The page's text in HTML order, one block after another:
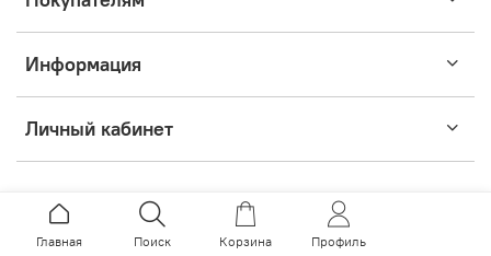
Информация
Личный кабинет
Главная Поиск Корзина Профиль